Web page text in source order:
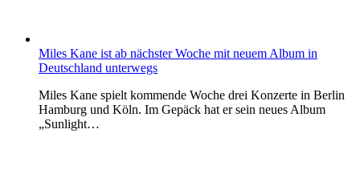
Miles Kane ist ab nächster Woche mit neuem Album in
Deutschland unterwegs
Miles Kane spielt kommende Woche drei Konzerte in Berlin
Hamburg und Köln. Im Gepäck hat er sein neues Album
„Sunlight…